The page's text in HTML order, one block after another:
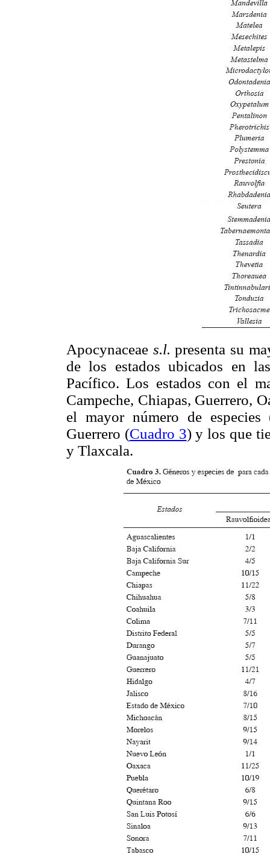
Apocynaceae s.l.presenta su
de los estados ubicados en
Pacífico. Los estados con el
Campeche, Chiapas, Guerrero,
el mayor número de
Guerrero (Cuadro 3) y los que
y Tlaxcala.